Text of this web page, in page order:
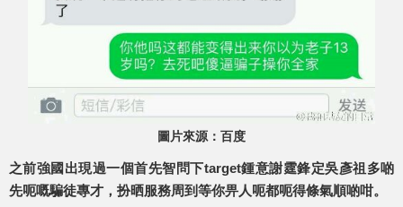
圖片來源：百度
之前強國出現過一個首先智問下target鍾意謝霆鋒定吳彥祖多啲
先呃嘅騙徒專才，扮晒服務周到等你畀人呃都呃得條氣順啲咁。